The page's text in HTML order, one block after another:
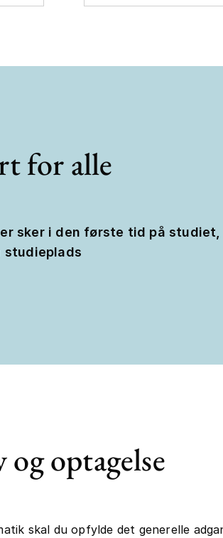
for alle
sker i den første tid på studiet,
studieplads
optagelse
skal du opfylde det generelle